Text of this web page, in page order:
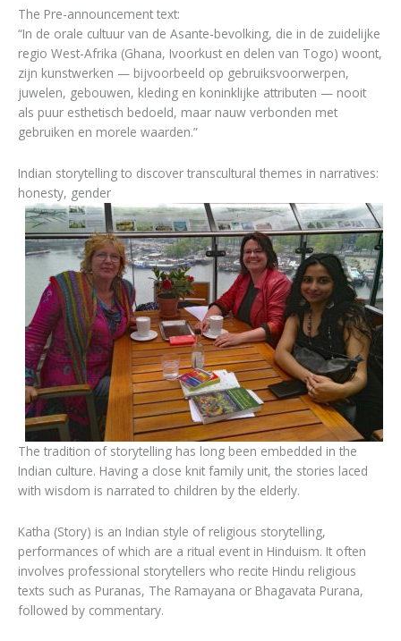
The Pre-announcement text:
“In de orale cultuur van de Asante-bevolking, die in de zuidelijke
regio West-Afrika (Ghana, Ivoorkust en delen van Togo) woont,
zijn kunstwerken — bijvoorbeeld op gebruiksvoorwerpen,
juwelen, gebouwen, kleding en koninklijke attributen — nooit
als puur esthetisch bedoeld, maar nauw verbonden met
gebruiken en morele waarden.”
Indian storytelling to discover transcultural themes in narratives:
honesty, gender
The tradition of storytelling has long been embedded in the
Indian culture. Having a close knit family unit, the stories laced
with wisdom is narrated to children by the elderly.
Katha (Story) is an Indian style of religious storytelling,
performances of which are a ritual event in Hinduism. It often
involves professional storytellers who recite Hindu religious
texts such as Puranas, The Ramayana or Bhagavata Purana,
followed by commentary.